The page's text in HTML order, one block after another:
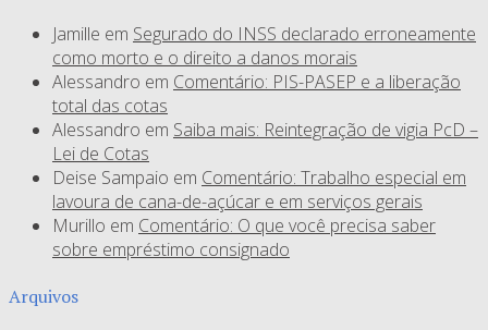
Jamille em Segurado do INSS declarado erroneamente
como morto e o direito a danos morais
Alessandro em Comentário: PIS-PASEP e a liberação
total das cotas
Alessandro em Saiba mais: Reintegração de vigia PcD –
Lei de Cotas
Deise Sampaio em Comentário: Trabalho especial em
lavoura de cana-de-açúcar e em serviços gerais
Murillo em Comentário: O que você precisa saber
sobre empréstimo consignado
Arquivos